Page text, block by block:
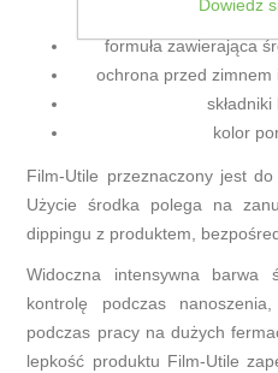
formuła zawierająca
ochrona przed zimnem
kolor
Film-Utile przeznaczony jest
Użycie środka polega na
dippingu z produktem,
Widoczna intensywna barwa
kontrolę podczas
podczas pracy na dużych
lepkość produktu Film-Utile
Dowiedz